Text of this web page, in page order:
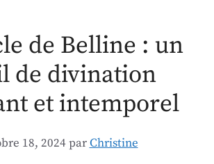
de Belline : un
de divination
et intemporel
18, 2024 parChristine